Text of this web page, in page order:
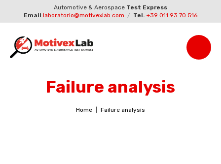
Automotive & Aerospace Test Express
Email laboratorio@motivexlab.com / Tel. +39 011 93 70 516
Failure analysis
Home Failure analysis